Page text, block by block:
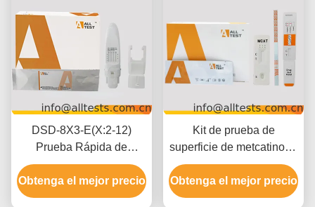
DSD-8X3-E(X:2-12)
Prueba Rápida de
Drogas Múltiples en
Saliva Para Uso
Profesional
Obtenga el mejor precio
Kit de prueba de
superficie de metcatinona
MCAT con resultados en
5 minutos, umbral de 500
ng/mL e interpretación
Obtenga el mejor precio